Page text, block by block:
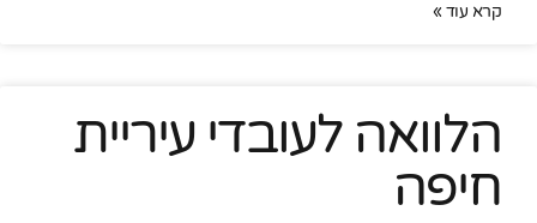
קרא עוד »
הלוואה לעובדי עיריית
חיפה